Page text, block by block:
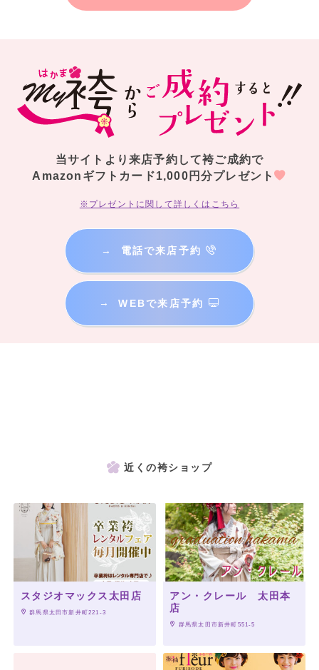
当サイトより来店予約して袴ご成約で
Amazonギフトカード1,000円分プレゼント
※プレゼントに関して詳しくはこちら
→ 電話で来店予約
→ WEBで来店予約
近くの袴ショップ
スタジオマックス太田店
群馬県太田市新井町221-3
アン・クレール 太田本
店
群馬県太田市新井町551-5